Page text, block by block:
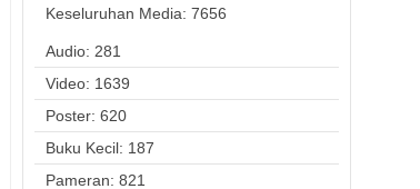
Keseluruhan Media: 7656
Audio: 281
Video: 1639
Poster: 620
Buku Kecil: 187
Pameran: 821